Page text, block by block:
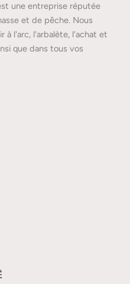
une entreprise réputée
et de pêche. Nous
à l'arc, l'arbalète, l'achat et
que dans tous vos